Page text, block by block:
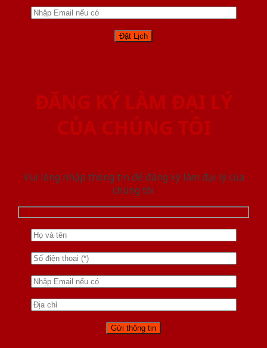
ĐĂNG KÝ LÀM ĐẠI LÝ
CỦA CHÚNG TÔI
Vui lòng nhập thông tin để đăng ký làm đại lý của
chúng tôi